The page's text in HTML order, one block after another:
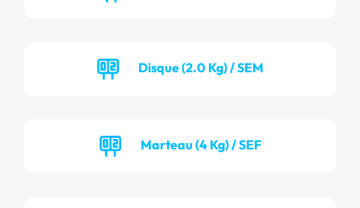
Disque (2.0 Kg) / SEM
Marteau (4 Kg) / SEF